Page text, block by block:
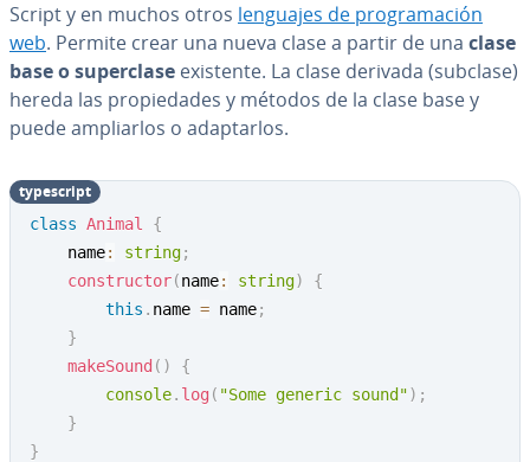
S­cri­pt y en muchos otros lenguajes de pro­gra­ma­ción
web. Permite crear una nueva clase a partir de una clase
base o su­pe­r­cla­se existente. La clase derivada (subclase)
hereda las pro­pie­da­des y métodos de la clase base y
puede am­pliar­los o ada­p­tar­los.
class Animal
{
    name
: string;
constructor(name: string)
{
this . name = name;
}
makeSound ( )
{
console. log ( "Some generic sound") ;
}
}
ty­pe­s­cri­pt